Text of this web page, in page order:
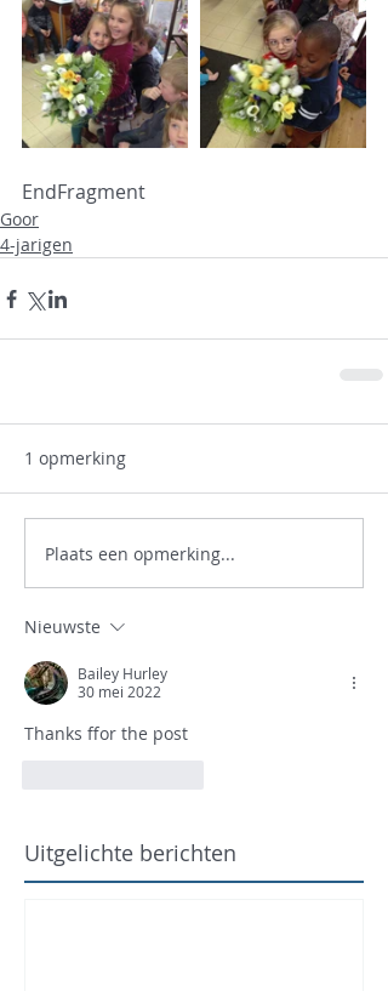
EndFragment
Goor
4-jarigen
1 opmerking
Plaats een opmerking...
Nieuwste
Bailey Hurley
30 mei 2022
Thanks ffor the post
Uitgelichte berichten